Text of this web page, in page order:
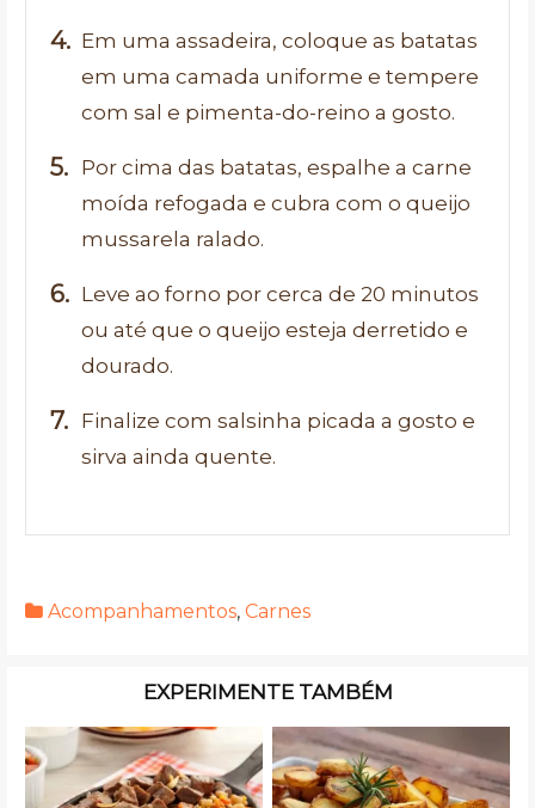
Em uma assadeira, coloque as batatas
em uma camada uniforme e tempere
com sal e pimenta-do-reino a gosto.
Por cima das batatas, espalhe a carne
moída refogada e cubra com o queijo
mussarela ralado.
Leve ao forno por cerca de 20 minutos
ou até que o queijo esteja derretido e
dourado.
Finalize com salsinha picada a gosto e
sirva ainda quente.
Acompanhamentos, Carnes
EXPERIMENTE TAMBÉM